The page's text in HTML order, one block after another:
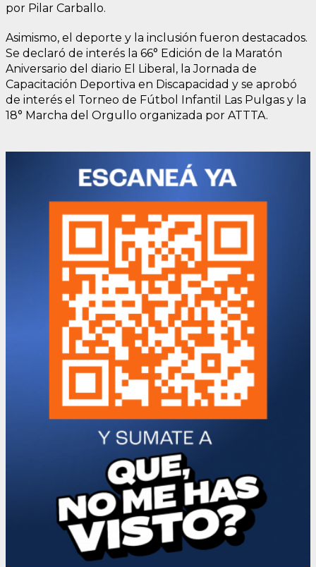
por Pilar Carballo.
Asimismo, el deporte y la inclusión fueron destacados.
Se declaró de interés la 66° Edición de la Maratón
Aniversario del diario El Liberal, la Jornada de
Capacitación Deportiva en Discapacidad y se aprobó
de interés el Torneo de Fútbol Infantil Las Pulgas y la
18° Marcha del Orgullo organizada por ATTTA.